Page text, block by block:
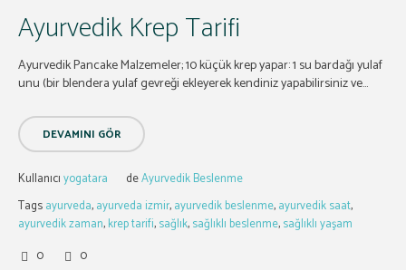
Ayurvedik Krep Tarifi
Ayurvedik Pancake Malzemeler; 10 küçük krep yapar: 1 su bardağı yulaf
unu (bir blendera yulaf gevreği ekleyerek kendiniz yapabilirsiniz ve...
DEVAMINI GÖR
Kullanıcıyogatara deAyurvedik Beslenme
Tagsayurveda,ayurveda izmir,ayurvedik beslenme,ayurvedik saat,
ayurvedik zaman,krep tarifi,sağlık,sağlıklı beslenme,sağlıklı yaşam
0
0